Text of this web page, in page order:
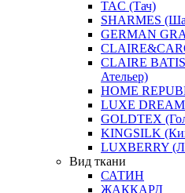
TAC (Тач)
SHARMES
GERMAN
CLAIRE
Ательер)
HOME
LUXE
GOLDTEX
KINGSILK
LUXBERRY
Вид ткани
САТИН
ЖАККАРД